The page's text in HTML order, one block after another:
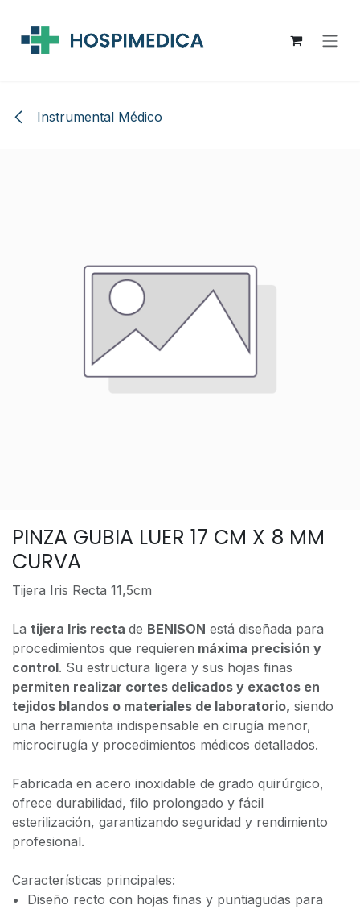
Instrumental Médico
PINZA GUBIA LUER 17 CM X 8 MM
CURVA
Tijera Iris Recta 11,5cm
La tijera Iris recta de BENISON está diseñada para
procedimientos que requieren máxima precisión y
control. Su estructura ligera y sus hojas finas
permiten realizar cortes delicados y exactos en
tejidos blandos o materiales de laboratorio, siendo
una herramienta indispensable en cirugía menor,
microcirugía y procedimientos médicos detallados.
Fabricada en acero inoxidable de grado quirúrgico,
ofrece durabilidad, filo prolongado y fácil
esterilización, garantizando seguridad y rendimiento
profesional.
Características principales:
•⁠ ⁠Diseño recto con hojas finas y puntiagudas para